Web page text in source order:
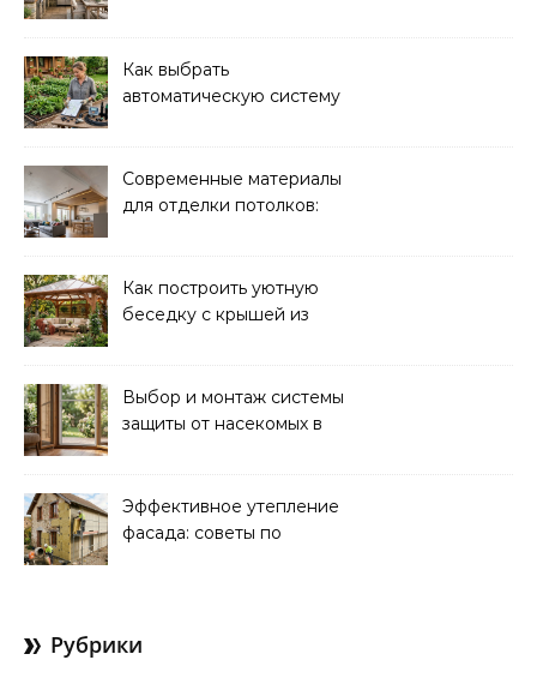
Как выбрать
автоматическую систему
Современные материалы
для отделки потолков:
Как построить уютную
беседку с крышей из
Выбор и монтаж системы
защиты от насекомых в
Эффективное утепление
фасада: советы по
Рубрики